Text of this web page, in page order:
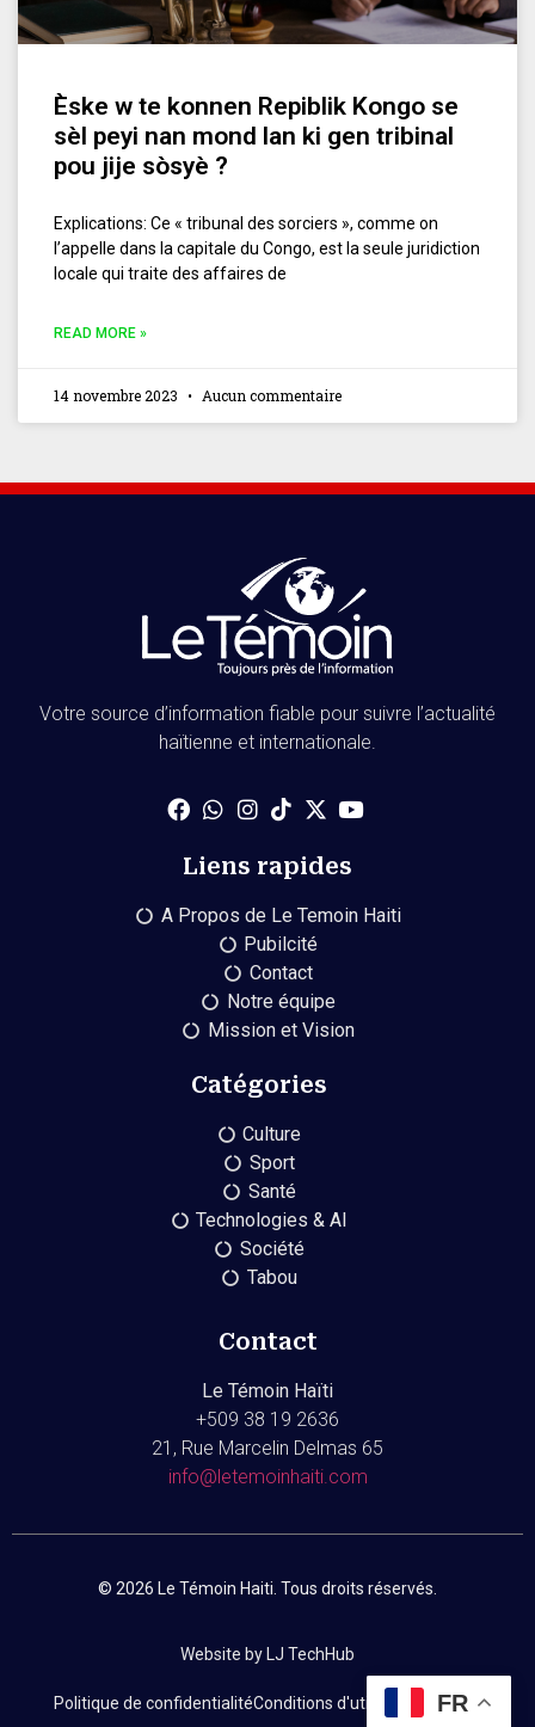
Èske w te konnen Repiblik Kongo se
sèl peyi nan mond lan ki gen tribinal
pou jije sòsyè ?
Explications: Ce « tribunal des sorciers », comme on
l’appelle dans la capitale du Congo, est la seule juridiction
locale qui traite des affaires de
READ MORE »
14 novembre 2023 Aucun commentaire
Votre source d’information fiable pour suivre l’actualité
haïtienne et internationale.
Liens rapides
A Propos de Le Temoin Haiti
Pubilcité
Contact
Notre équipe
Mission et Vision
Catégories
Culture
Sport
Santé
Technologies & AI
Société
Tabou
Contact
Le Témoin Haïti
+509 38 19 2636
21, Rue Marcelin Delmas 65
info@letemoinhaiti.com
© 2026 Le Témoin Haiti. Tous droits réservés.
Website by LJ TechHub
Politique de confidentialitéConditions d'utilisation Contact
FR